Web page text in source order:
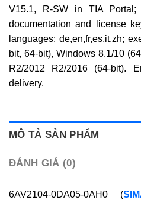
V15.1, R-SW in TIA Portal;
documentation and license
languages: de,en,fr,es,it,zh;
bit, 64-bit), Windows 8.1/10
R2/2012 R2/2016 (64-bit).
delivery.
MÔ TẢ SẢN PHẨM
ĐÁNH GIÁ (0)
6AV2104-0DA05-0AH0 (